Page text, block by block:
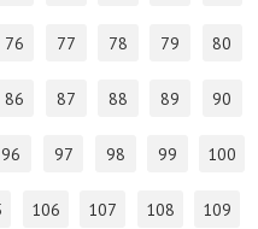
76 77 78 79 80
86 87 88 89 90
96 97 98 99 100
106 107 108 109